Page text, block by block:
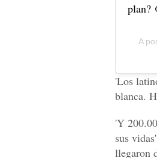
plan?
A
'Los
blanca.
'Y
sus
llegaron